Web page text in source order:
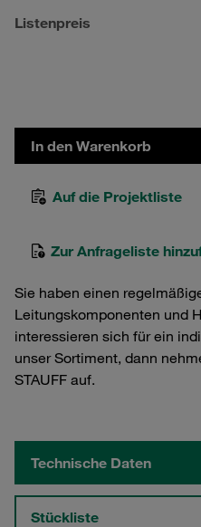
Listenpreis
In den Warenkorb
Auf die Projektliste
Zur Anfrageliste
Sie haben einen
Leitungskomponenten und
interessieren sich für ein
unser Sortiment, dann
STAUFF auf.
Technische Daten
Stückliste